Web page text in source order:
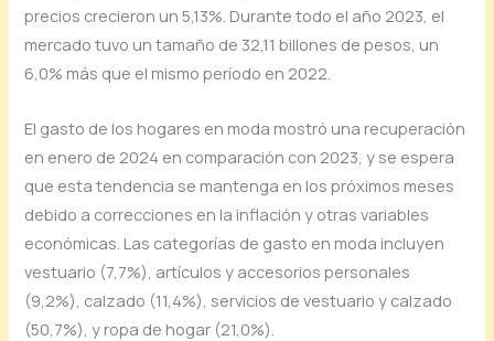
precios crecieron un 5,13%. Durante todo el año 2023, el
mercado tuvo un tamaño de 32,11 billones de pesos, un
6,0% más que el mismo período en 2022.
El gasto de los hogares en moda mostró una recuperación
en enero de 2024 en comparación con 2023, y se espera
que esta tendencia se mantenga en los próximos meses
debido a correcciones en la inflación y otras variables
económicas. Las categorías de gasto en moda incluyen
vestuario (7,7%), artículos y accesorios personales
(9,2%), calzado (11,4%), servicios de vestuario y calzado
(50,7%), y ropa de hogar (21,0%).